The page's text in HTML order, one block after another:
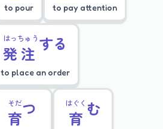
to pour to pay attention
発
はっ
注
ちゅう する
to place an order
育
そだつ 育
はぐく む